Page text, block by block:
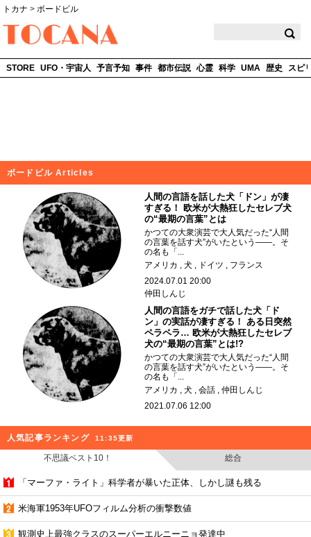
トカナ > ボードビル
STORE UFO・宇宙人 予言予知 事件 都市伝説 心霊 科学 UMA 歴史 スピ
ボードビル Articles
人間の言語を話した犬「ドン」が凄
すぎる！ 欧米が大熱狂したセレブ犬
の“最期の言葉”とは
かつての大衆演芸で大人気だった“人間
の言葉を話す犬”がいたという――。そ
の名も「...
アメリカ
犬 ドイツ
フランス
2024.07.01 20:00
仲田しんじ
人間の言語をガチで話した犬「ド
ン」の実話が凄すぎる！ ある日突然
ペラペラ… 欧米が大熱狂したセレブ
犬の“最期の言葉”とは!?
かつての大衆演芸で大人気だった“人間
の言葉を話す犬”がいたという――。そ
の名も「...
アメリカ
犬 会話
仲田しんじ
2021.07.06 12:00
人気記事ランキング 11:35更新
不思議ベスト10！ 総合
「マーファ・ライト」科学者が暴いた正体、しかし謎も残る
米海軍1953年UFOフィルム分析の衝撃数値
観測史上最強クラスのスーパーエルニーニョ発達中